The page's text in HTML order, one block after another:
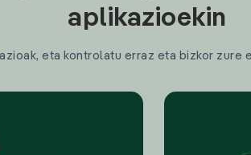
aplikazioekin
eta kontrolatu erraz eta bizkor zure